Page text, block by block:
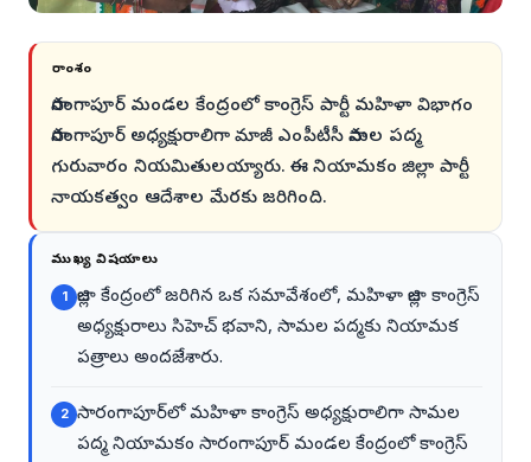
సారాంశం
సారంగాపూర్ మండల కేంద్రంలో కాంగ్రెస్ పార్టీ మహిళా విభాగం
సారంగాపూర్ అధ్యక్షురాలిగా మాజీ ఎంపీటీసీ సామల పద్మ
గురువారం నియమితులయ్యారు. ఈ నియామకం జిల్లా పార్టీ
నాయకత్వం ఆదేశాల మేరకు జరిగింది.
ముఖ్య విషయాలు
1
జిల్లా కేంద్రంలో జరిగిన ఒక సమావేశంలో, మహిళా జిల్లా కాంగ్రెస్
అధ్యక్షురాలు సిహెచ్ భవాని, సామల పద్మకు నియామక
పత్రాలు అందజేశారు.
2 సారంగాపూర్‌లో మహిళా కాంగ్రెస్ అధ్యక్షురాలిగా సామల
పద్మ నియామకం సారంగాపూర్ మండల కేంద్రంలో కాంగ్రెస్